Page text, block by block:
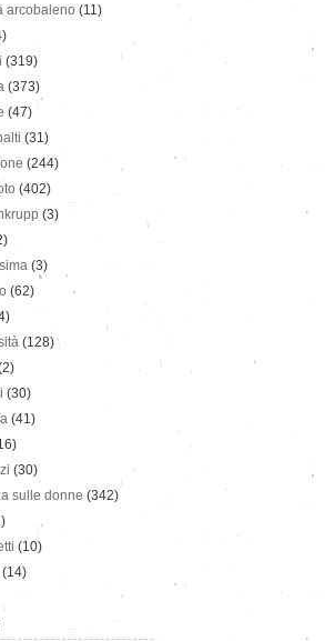
arcobaleno (11)
(319)
(373)
(47)
(31)
(244)
(402)
(3)
(3)
(62)
(128)
(30)
(41)
(30)
sulle donne (342)
(10)
(14)